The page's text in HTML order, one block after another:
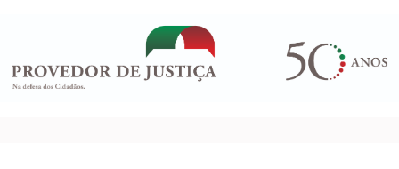
conteúdo
WHO WE ARE
THE OMBUDSMAN AS
NATIONAL HUMAN RIGHTS